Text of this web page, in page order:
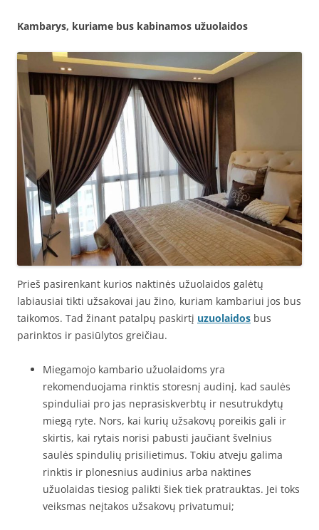
Kambarys, kuriame bus kabinamos užuolaidos
Prieš pasirenkant kurios naktinės užuolaidos galėtų
labiausiai tikti užsakovai jau žino, kuriam kambariui jos bus
taikomos. Tad žinant patalpų paskirtį uzuolaidos bus
parinktos ir pasiūlytos greičiau.
Miegamojo kambario užuolaidoms yra
rekomenduojama rinktis storesnį audinį, kad saulės
spinduliai pro jas neprasiskverbtų ir nesutrukdytų
miegą ryte. Nors, kai kurių užsakovų poreikis gali ir
skirtis, kai rytais norisi pabusti jaučiant švelnius
saulės spindulių prisilietimus. Tokiu atveju galima
rinktis ir plonesnius audinius arba naktines
užuolaidas tiesiog palikti šiek tiek pratrauktas. Jei toks
veiksmas neįtakos užsakovų privatumui;